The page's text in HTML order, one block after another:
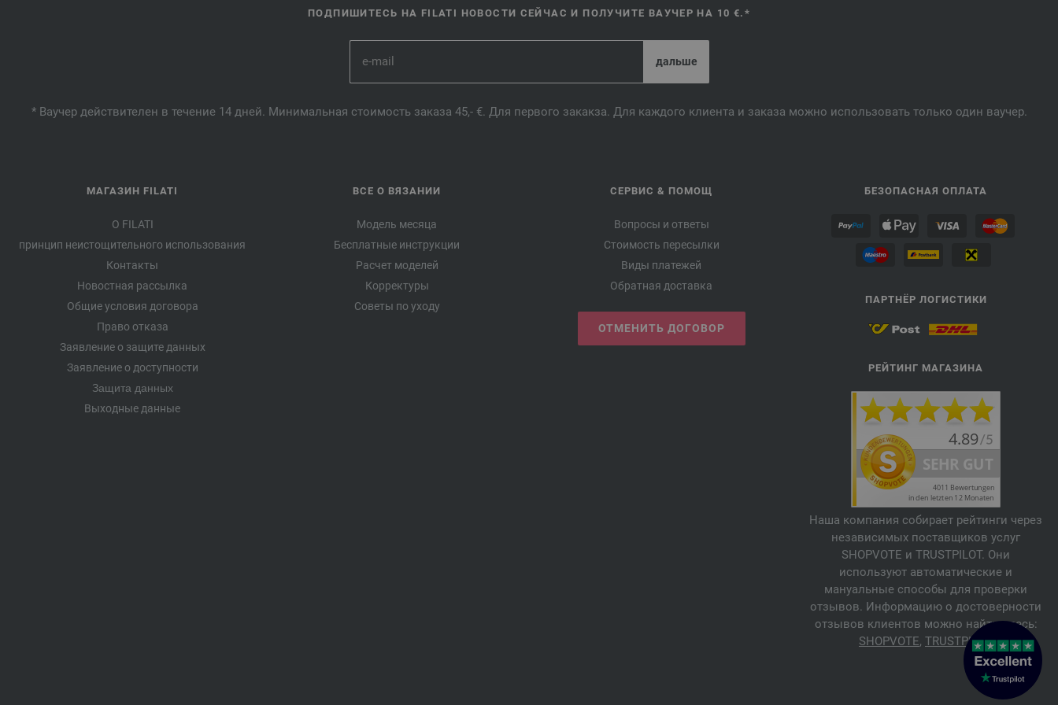
ПОДПИШИТЕСЬ НА FILATI НОВОСТИ СЕЙЧАС И ПОЛУЧИТЕ ВАУЧЕР НА 10 €.*
* Ваучер действителен в течение 14 дней. Минимальная стоимость заказа 45,- €. Для первого закакза. Для каждого клиента и заказа можно использовать только один ваучер.
МАГАЗИН FILATI
О FILATI
принцип неистощительного использования
Контакты
Новостная рассылка
Общие условия договора
Право отказа
Заявление о защите данных
Заявление о доступности
Защита данных
Выходные данные
ВСЕ О ВЯЗАНИИ
Модель месяца
Бесплатные инструкции
Расчет моделей
Корректуры
Советы по уходу
СЕРВИС & ПОМОЩ
Вопросы и ответы
Стоимость пересылки
Виды платежей
Обратная доставка
ОТМЕНИТЬ ДОГОВОР
БЕЗОПАСНАЯ ОПЛАТА
ПАРТНЁР ЛОГИСТИКИ
РЕЙТИНГ МАГАЗИНА
Наша компания собирает рейтинги через
независимых поставщиков услуг
SHOPVOTE и TRUSTPILOT. Они
используют автоматические и
мануальные способы для проверки
отзывов. Информацию о достоверности
отзывов клиентов можно найти здесь:
SHOPVOTE, TRUSTPILOT